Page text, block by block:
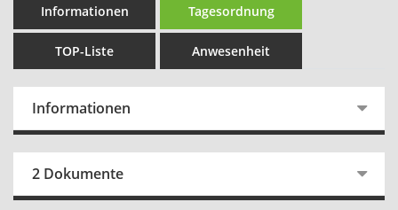
Informationen Tagesordnung
TOP-Liste Anwesenheit
Informationen
2 Dokumente